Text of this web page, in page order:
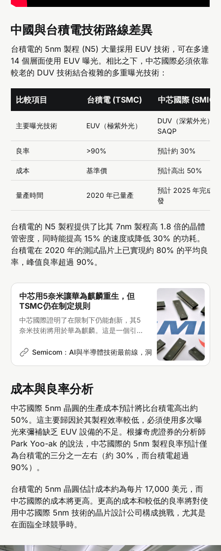
中國與台積電技術路線差異
台積電的 5nm 製程 (N5) 大量採用 EUV 技術，可在多達
14 個層面使用 EUV 曝光。相比之下，中芯國際必須依靠
較老的 DUV 技術結合複雜的多重曝光技術：
比較項目 台積電 (TSMC) 中芯國際 (SMIC)
主要曝光技術 EUV（極紫外光）
DUV（深紫外光）+
SAQP
良率 >90% 預計約 30%
成本 基準價 預計高出 50%
量產時間 2020 年已量產
預計 2025 年完成開
發
台積電的 N5 製程提供了比其 7nm 製程高 1.8 倍的晶體
管密度，同時能提高 15% 的速度或降低 30% 的功耗。
台積電在 2020 年的測試晶片上已實現約 80% 的平均良
率，峰值良率超過 90%。
中芯用5奈米讓華為麒麟重生，但
TSMC仍在制定規則
中芯國際證明了在限制下仍能創新，其5
奈米技術將用於華為麒麟。這是一個引人
電
Semicom：AI與半導體技術最前線，洞悉產業與美股投資趨勢
成本與良率分析
中芯國際 5nm 晶圓的生產成本預計將比台積電高出約
50%。這主要歸因於其製程效率較低，必須使用多次曝
光來彌補缺乏 EUV 設備的不足。根據奇虎證券的分析師
Park Yoo-ak 的說法，中芯國際的 5nm 製程良率預計僅
為台積電的三分之一左右（約 30%，而台積電超過
90%）。
台積電的 5nm 晶圓估計成本約為每片 17,000 美元，而
中芯國際的成本將更高。更高的成本和較低的良率將對使
用中芯國際 5nm 技術的晶片設計公司構成挑戰，尤其是
在面臨全球競爭時。